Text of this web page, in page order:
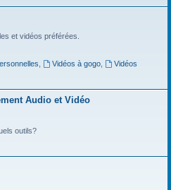
et vidéos préférées.
Vidéos à gogo,
Vidéos
Audio et Vidéo
outils?